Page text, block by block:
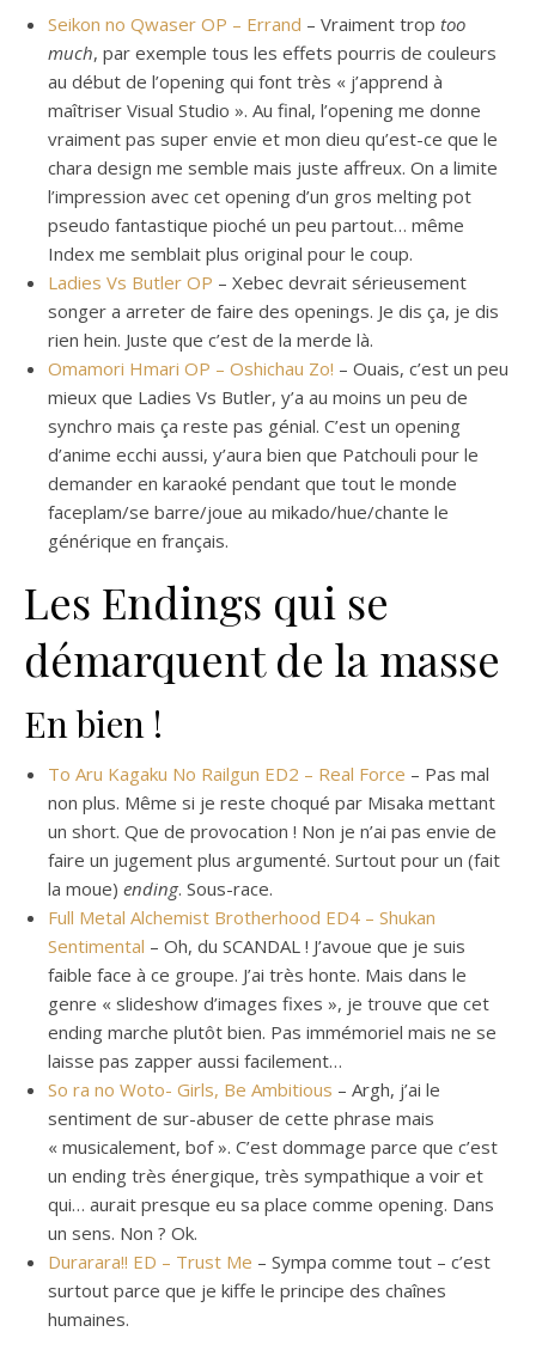
Seikon no Qwaser OP – Errand – Vraiment trop too
much, par exemple tous les effets pourris de couleurs
au début de l’opening qui font très « j’apprend à
maîtriser Visual Studio ». Au final, l’opening me donne
vraiment pas super envie et mon dieu qu’est-ce que le
chara design me semble mais juste affreux. On a limite
l’impression avec cet opening d’un gros melting pot
pseudo fantastique pioché un peu partout… même
Index me semblait plus original pour le coup.
Ladies Vs Butler OP – Xebec devrait sérieusement
songer a arreter de faire des openings. Je dis ça, je dis
rien hein. Juste que c’est de la merde là.
Omamori Hmari OP – Oshichau Zo! – Ouais, c’est un peu
mieux que Ladies Vs Butler, y’a au moins un peu de
synchro mais ça reste pas génial. C’est un opening
d’anime ecchi aussi, y’aura bien que Patchouli pour le
demander en karaoké pendant que tout le monde
faceplam/se barre/joue au mikado/hue/chante le
générique en français.
Les Endings qui se
démarquent de la masse
En bien !
To Aru Kagaku No Railgun ED2 – Real Force – Pas mal
non plus. Même si je reste choqué par Misaka mettant
un short. Que de provocation ! Non je n’ai pas envie de
faire un jugement plus argumenté. Surtout pour un (fait
la moue) ending. Sous-race.
Full Metal Alchemist Brotherhood ED4 – Shukan
Sentimental – Oh, du SCANDAL ! J’avoue que je suis
faible face à ce groupe. J’ai très honte. Mais dans le
genre « slideshow d’images fixes », je trouve que cet
ending marche plutôt bien. Pas immémoriel mais ne se
laisse pas zapper aussi facilement…
So ra no Woto- Girls, Be Ambitious – Argh, j’ai le
sentiment de sur-abuser de cette phrase mais
« musicalement, bof ». C’est dommage parce que c’est
un ending très énergique, très sympathique a voir et
qui… aurait presque eu sa place comme opening. Dans
un sens. Non ? Ok.
Durarara!! ED – Trust Me – Sympa comme tout – c’est
surtout parce que je kiffe le principe des chaînes
humaines.